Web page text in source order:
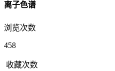
离子色谱
浏览次数
458
收藏次数